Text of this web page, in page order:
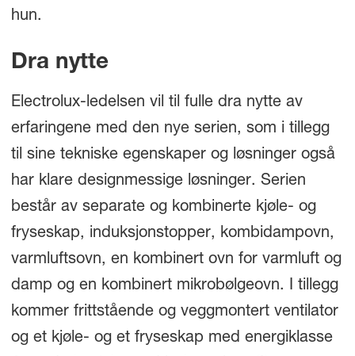
hun.
Dra nytte
Electrolux-ledelsen vil til fulle dra nytte av
erfaringene med den nye serien, som i tillegg
til sine tekniske egenskaper og løsninger også
har klare designmessige løsninger. Serien
består av separate og kombinerte kjøle- og
fryseskap, induksjonstopper, kombidampovn,
varmluftsovn, en kombinert ovn for varmluft og
damp og en kombinert mikrobølgeovn. I tillegg
kommer frittstående og veggmontert ventilator
og et kjøle- og et fryseskap med energiklasse